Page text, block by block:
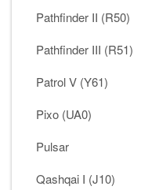
Pathfinder II (R50)
Pathfinder III (R51)
Patrol V (Y61)
Pixo (UA0)
Pulsar
Qashqai I (J10)